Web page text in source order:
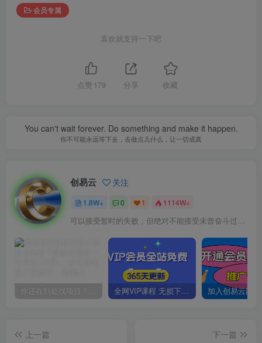
会员专属
喜欢就支持一下吧
点赞 179 分享 收藏
You can't wait forever. Do something and make it happen.
你不可能永远等下去，去做点儿什么，让一切成真
创易云 关注
1.8W+ 0 1 1114W+
可以接受暂时的失败，但绝对不能接受未曾奋斗过的自己
你还在到处找项目？还在当韭菜？我靠卖项目一个月收入5万+，曾经我也是个失败者。 全网VIP课程 无损下载~
上一篇
下一篇